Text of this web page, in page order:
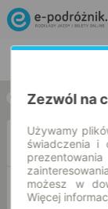
w jedną stronę
DO
Zezwól na
Używamy
świadczenia i
możesz w
Więcej